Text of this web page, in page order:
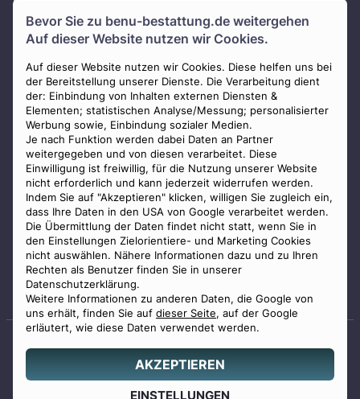
Bevor Sie zu benu-bestattung.de weitergehen
Auf dieser Website nutzen wir Cookies.
Auf dieser Website nutzen wir Cookies. Diese helfen uns bei
der Bereitstellung unserer Dienste. Die Verarbeitung dient
der: Einbindung von Inhalten externen Diensten &
Elementen; statistischen Analyse/Messung; personalisierter
Werbung sowie, Einbindung sozialer Medien.
Je nach Funktion werden dabei Daten an Partner
weitergegeben und von diesen verarbeitet. Diese
Einwilligung ist freiwillig, für die Nutzung unserer Website
nicht erforderlich und kann jederzeit widerrufen werden.
Indem Sie auf "Akzeptieren" klicken, willigen Sie zugleich ein,
dass Ihre Daten in den USA von Google verarbeitet werden.
Die Übermittlung der Daten findet nicht statt, wenn Sie in
den Einstellungen Zielorientiere- und Marketing Cookies
nicht auswählen. Nähere Informationen dazu und zu Ihren
Rechten als Benutzer finden Sie in unserer
Datenschutzerklärung.
Weitere Informationen zu anderen Daten, die Google von
uns erhält, finden Sie auf dieser Seite, auf der Google
erläutert, wie diese Daten verwendet werden.
AKZEPTIEREN
EINSTELLUNGEN
Presse
AGB
Impressum
Datenschutz
Widerrufsbelehrung
Zahlungsmöglichkeiten
Mitglied im Bestatterverband Bayern
Staatlich geprüfter
© 2026 Benu GmbH. Alle Rechte vorbehalten.